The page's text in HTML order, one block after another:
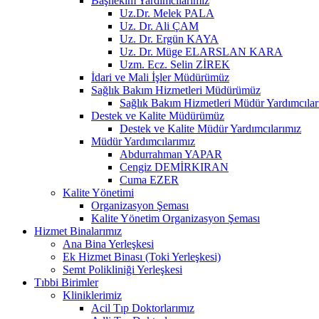
Uz.Dr. Melek PALA
Uz. Dr. Ali ÇAM
Uz. Dr. Ergün KAYA
Uz. Dr. Müge ELARSLAN KARA
Uzm. Ecz. Selin ZİREK
İdari ve Mali İşler Müdürümüz
Sağlık Bakım Hizmetleri Müdürümüz
Sağlık Bakım Hizmetleri Müdür
Destek ve Kalite Müdürümüz
Destek ve Kalite Müdür Yardımcılarımız
Müdür Yardımcılarımız
Abdurrahman YAPAR
Cengiz DEMİRKIRAN
Cuma EZER
Kalite Yönetimi
Organizasyon Şeması
Kalite Yönetim Organizasyon Şeması
Hizmet Binalarımız
Ana Bina Yerleşkesi
Ek Hizmet Binası (Toki Yerleşkesi)
Semt Polikliniği Yerleşkesi
Tıbbi Birimler
Kliniklerimiz
Acil Tıp Doktorlarımız